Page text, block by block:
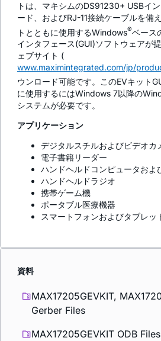
トは、マキシムのDS91230+ USBイ
ード、およびRJ-11接続ケーブルを備
トとともに使用するWindows®ベース
インタフェース(GUI)ソフトウェアが
ェブサイト (
www.maximintegrated.com/jp/
ウンロード可能です。このEVキット
に使用するにはWindows 7以降の
システムが必要です。
アプリケーション
デジタルスチルおよびビデオカ
電子書籍リーダー
ハンドヘルドコンピュータおよ
ハンドヘルドラジオ
携帯ゲーム機
ポータブル医療機器
スマートフォンおよびタブレッ
資料
MAX17205GEVKIT,
Gerber Files
MAX17205GEVKIT ODB